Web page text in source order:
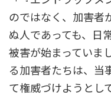
のではなく、加害者
ぬ人であっても、日
被害が始まっていま
る加害者たちは、当
て権威づけようとし